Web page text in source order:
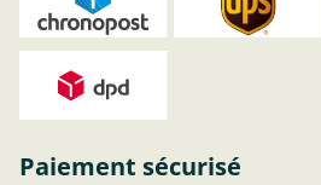
Paiement sécurisé